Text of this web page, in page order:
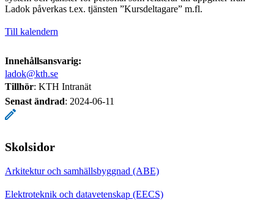
Ladok påverkas t.ex. tjänsten ”Kursdeltagare” m.fl.
Till kalendern
Innehållsansvarig:
ladok@kth.se
Tillhör: KTH Intranät
Senast ändrad: 2024-06-11
Skolsidor
Arkitektur och samhällsbyggnad (ABE)
Elektroteknik och datavetenskap (EECS)